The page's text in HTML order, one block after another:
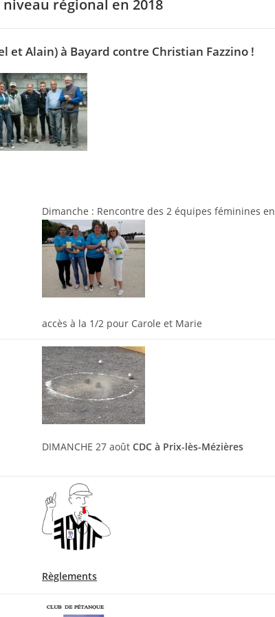
régional en 2018
et Alain) à Bayard contre Christian Fazzino !
Dimanche : Rencontre des 2 équipes féminines
accès à la 1/2 pour Carole et Marie
DIMANCHE 27 aoûtCDC à Prix-lès-Mézières
Règlements